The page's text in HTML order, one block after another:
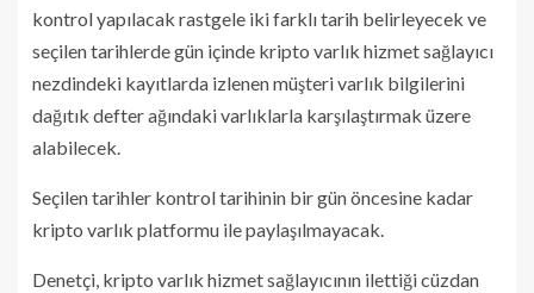
kontrol yapılacak rastgele iki farklı tarih belirleyecek ve
seçilen tarihlerde gün içinde kripto varlık hizmet sağlayıcı
nezdindeki kayıtlarda izlenen müşteri varlık bilgilerini
dağıtık defter ağındaki varlıklarla karşılaştırmak üzere
alabilecek.
Seçilen tarihler kontrol tarihinin bir gün öncesine kadar
kripto varlık platformu ile paylaşılmayacak.
Denetçi, kripto varlık hizmet sağlayıcının ilettiği cüzdan